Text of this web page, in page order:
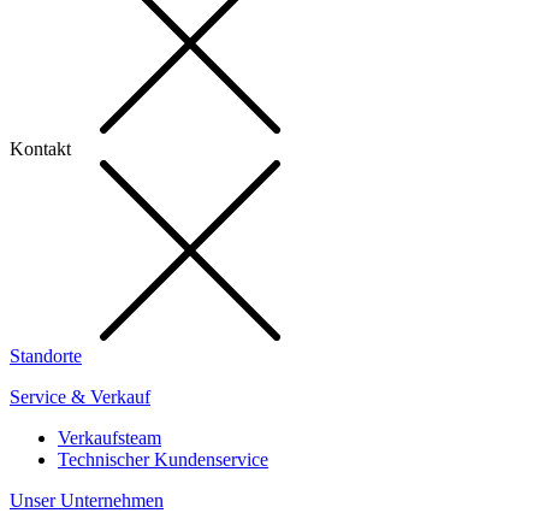
Kontakt
Standorte
Service & Verkauf
Verkaufsteam
Technischer Kundenservice
Unser Unternehmen